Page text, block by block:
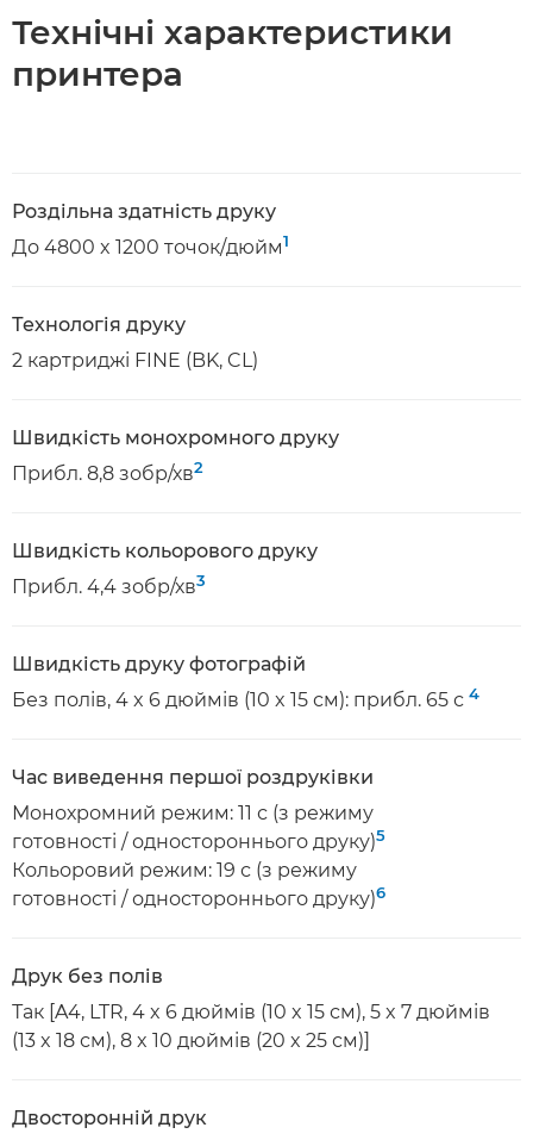
Технічні характеристики
принтера
Роздільна здатність друку
До 4800 x 1200 точок/дюйм1
Технологія друку
2 картриджі FINE (BK, CL)
Швидкість монохромного друку
Прибл. 8,8 зобр/хв2
Швидкість кольорового друку
Прибл. 4,4 зобр/хв3
Швидкість друку фотографій
Без полів, 4 x 6 дюймів (10 x 15 см): прибл. 65 с 4
Час виведення першої роздруківки
Монохромний режим: 11 с (з режиму
готовності / одностороннього друку)5
Кольоровий режим: 19 с (з режиму
готовності / одностороннього друку)6
Друк без полів
Так [A4, LTR, 4 x 6 дюймів (10 x 15 см), 5 x 7 дюймів
(13 x 18 см), 8 x 10 дюймів (20 x 25 см)]
Двосторонній друк